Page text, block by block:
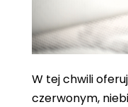
W tej chwili
czerwonym,